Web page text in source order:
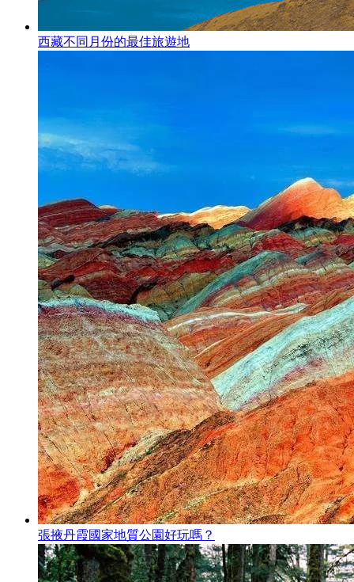
西藏不同月份的最佳旅遊地
張掖丹霞國家地質公園好玩嗎？